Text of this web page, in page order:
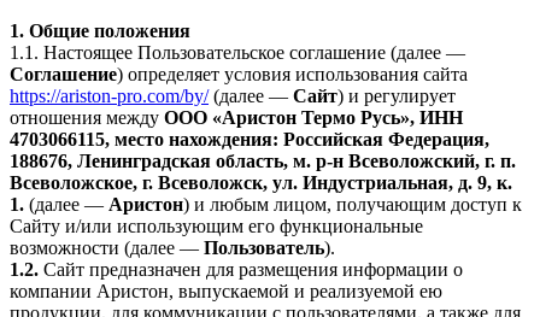
1. Общие положения
1.1. Настоящее Пользовательское соглашение (далее —
Соглашение) определяет условия использования сайта
https://ariston-pro.com/by/(далее — Сайт) и регулирует
отношения между ООО «Аристон Термо Русь», ИНН
4703066115, место нахождения: Российская Федерация,
188676, Ленинградская область, м. р-н Всеволожский, г. п.
Всеволожское, г. Всеволожск, ул. Индустриальная, д. 9, к.
1. (далее — Аристон) и любым лицом, получающим доступ к
Сайту и/или использующим его функциональные
возможности (далее — Пользователь).
1.2. Сайт предназначен для размещения информации о
компании Аристон, выпускаемой и реализуемой ею
продукции, для коммуникации с пользователями, а также для